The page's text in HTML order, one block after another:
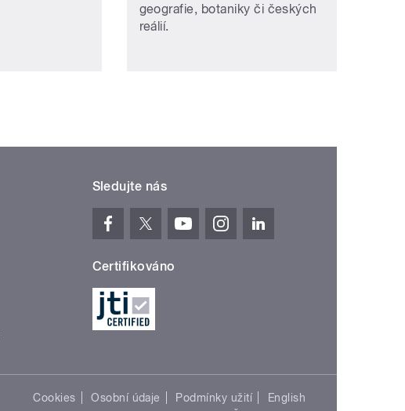
geografie, botaniky či českých
reálií.
Sledujte nás
Certifikováno
Cookies Osobní údaje Podmínky užití
English